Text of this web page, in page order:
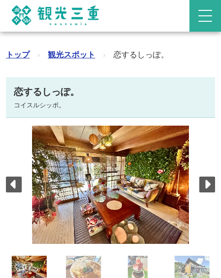
トップ › 観光スポット › 恋するしっぽ。
恋するしっぽ。
コイスルシッポ。